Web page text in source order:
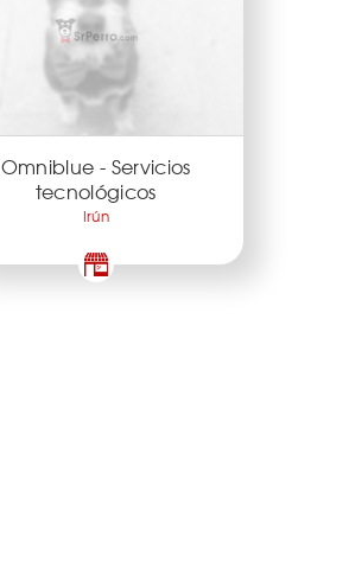
Omniblue - Servicios
tecnológicos
Irún